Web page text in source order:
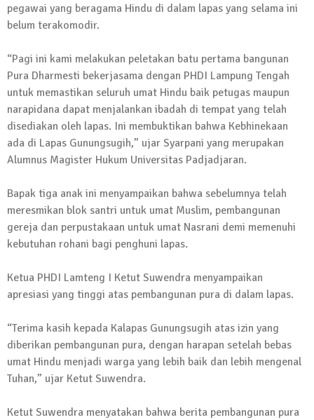
Berikut Jadwal Debat Kandidat Cabup-
Cawabup Lampung Tengah
13 Oktober 2024 | 12:22
News Flash
Jumat Berkah SMSI Tulang Bawang
Sasar Sejumlah Warga Kurang Mampu
12 Juli 2024 | 15:15
News Flash
Dengan Semangat Muda, Ida Bagus
Penjaringan Balonkada di DPC PDI P
Lamtim
1 Mei 2024 | 12:10
News Flash
Laporkan Kasus Pengeroyokan yang
Dialaminya ke Propam Polda Lampung
News Flash
Anggota MPR-RI I Komang Koheri
Kembali Laksanakan Sosialisasi 4 Pilar
Kebangsaan, Kali Ini Digelar di Tubaba
pegawai yang beragama Hindu di dalam lapas yang selama ini
belum terakomodir.
“Pagi ini kami melakukan peletakan batu pertama bangunan
Pura Dharmesti bekerjasama dengan PHDI Lampung Tengah
untuk memastikan seluruh umat Hindu baik petugas maupun
narapidana dapat menjalankan ibadah di tempat yang telah
disediakan oleh lapas. Ini membuktikan bahwa Kebhinekaan
ada di Lapas Gunungsugih,” ujar Syarpani yang merupakan
Alumnus Magister Hukum Universitas Padjadjaran.
Bapak tiga anak ini menyampaikan bahwa sebelumnya telah
meresmikan blok santri untuk umat Muslim, pembangunan
gereja dan perpustakaan untuk umat Nasrani demi memenuhi
kebutuhan rohani bagi penghuni lapas.
Ketua PHDI Lamteng I Ketut Suwendra menyampaikan
apresiasi yang tinggi atas pembangunan pura di dalam lapas.
“Terima kasih kepada Kalapas Gunungsugih atas izin yang
diberikan pembangunan pura, dengan harapan setelah bebas
umat Hindu menjadi warga yang lebih baik dan lebih mengenal
Tuhan,” ujar Ketut Suwendra.
Ketut Suwendra menyatakan bahwa berita pembangunan pura